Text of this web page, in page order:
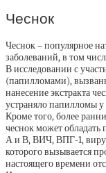
Чеснок
Чеснок – популярное
заболеваний, в том
В исследовании с
(папилломами),
нанесение экстракта
устраняло папилломы у
Кроме того, более
чеснок может
А и В, ВИЧ, ВПГ-1,
которого вызывается
настоящего времени